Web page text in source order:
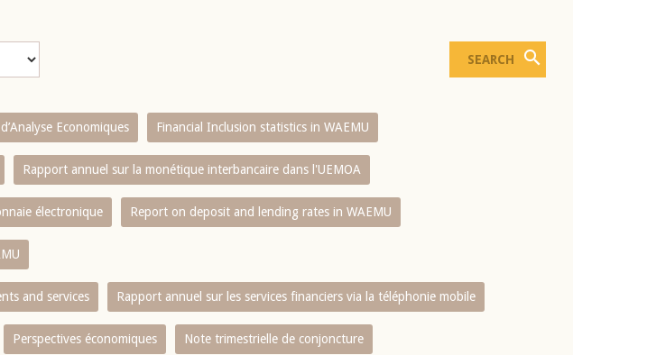
Economiques Financial Inclusion statistics in WAEMU
Rapport annuel sur la monétique interbancaire dans l'UEMOA
électronique Report on deposit and lending rates in WAEMU
and services Rapport annuel sur les services financiers via la téléphonie mobile
Perspectives économiques Note trimestrielle de conjoncture